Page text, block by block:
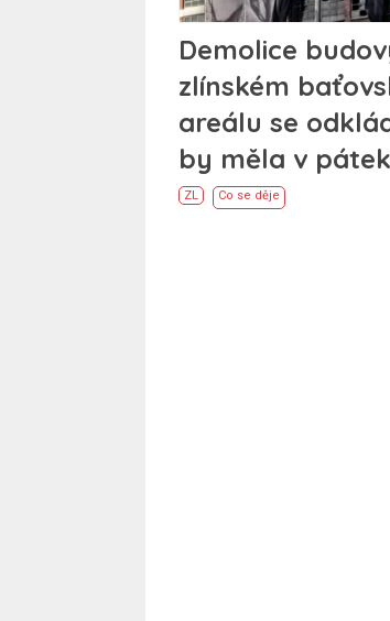
Demolice
zlínském
areálu se
by měla v pátek
ZL Co se děje